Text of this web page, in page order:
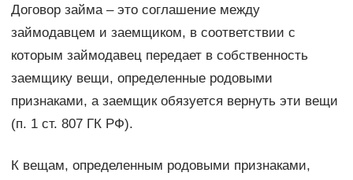
Договор займа – это соглашение между
займодавцем и заемщиком, в соответствии с
которым займодавец передает в собственность
заемщику вещи, определенные родовыми
признаками, а заемщик обязуется вернуть эти вещи
(п. 1 ст. 807 ГК РФ).
К вещам, определенным родовыми признаками,